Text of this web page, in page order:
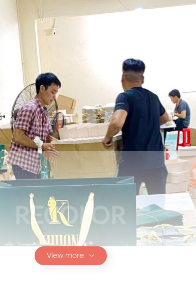
View more